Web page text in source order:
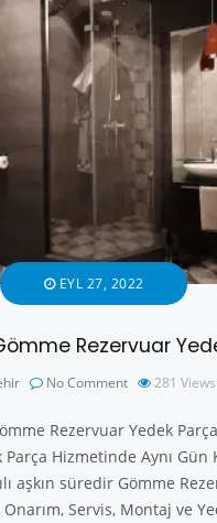
EYL 27, 2022
Rezervuar
No Comment 281 Views
Rezervuar Yedek
Parça Hizmetinde Aynı Gün
aşkın süredir Gömme
Onarım, Servis, Montaj ve